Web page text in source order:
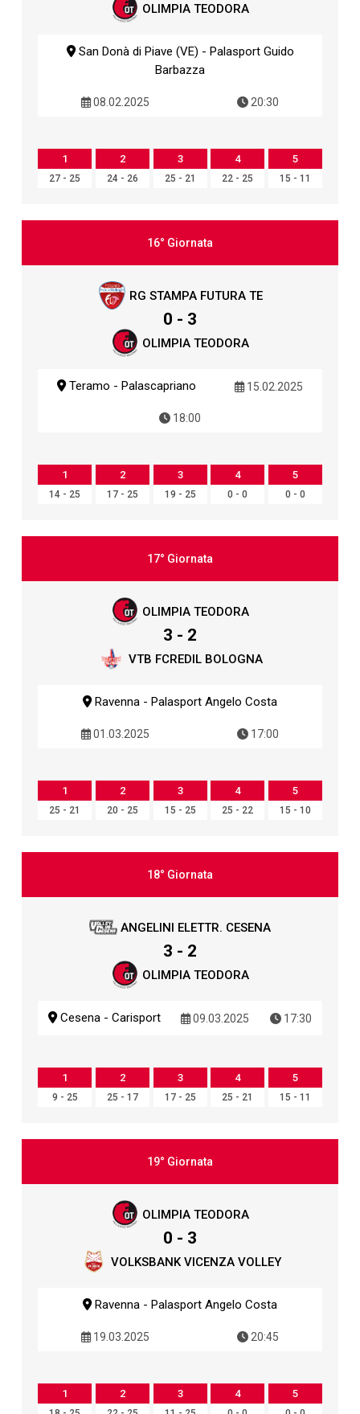
OLIMPIA TEODORA
San Donà di Piave (VE) - Palasport Guido
Barbazza
08.02.2025 20:30
1
27 - 25
2
24 - 26
3
25 - 21
4
22 - 25
5
15 - 11
16° Giornata
RG STAMPA FUTURA TE
0 - 3
OLIMPIA TEODORA
Teramo - Palascapriano 15.02.2025
18:00
1
14 - 25
2
17 - 25
3
19 - 25
4
0 - 0
5
0 - 0
17° Giornata
OLIMPIA TEODORA
3 - 2
VTB FCREDIL BOLOGNA
Ravenna - Palasport Angelo Costa
01.03.2025 17:00
1
25 - 21
2
20 - 25
3
15 - 25
4
25 - 22
5
15 - 10
18° Giornata
ANGELINI ELETTR. CESENA
3 - 2
OLIMPIA TEODORA
Cesena - Carisport 09.03.2025 17:30
1
9 - 25
2
25 - 17
3
17 - 25
4
25 - 21
5
15 - 11
19° Giornata
OLIMPIA TEODORA
0 - 3
VOLKSBANK VICENZA VOLLEY
Ravenna - Palasport Angelo Costa
19.03.2025 20:45
1 2 3 4 5